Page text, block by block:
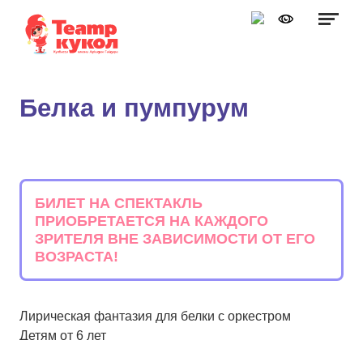
Обычная версия сайта
Включить изображения
Включить видео
Интервал:
Одинарный
Полуторный
Разрядка:
Белка и пумпурум
БИЛЕТ НА СПЕКТАКЛЬ
ПРИОБРЕТАЕТСЯ НА КАЖДОГО
ЗРИТЕЛЯ ВНЕ ЗАВИСИМОСТИ ОТ ЕГО
ВОЗРАСТА!
Лирическая фантазия для белки с оркестром
Детям от 6 лет